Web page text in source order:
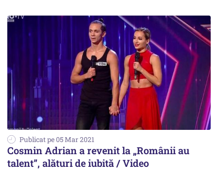
Publicat pe 05 Mar 2021
Cosmin Adrian a revenit la „Românii au
talent”, alături de iubită / Video